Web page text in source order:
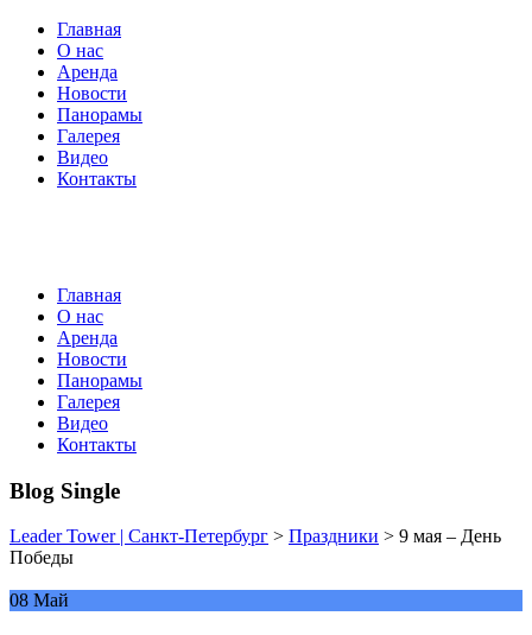
Главная
О нас
Аренда
Новости
Панорамы
Галерея
Видео
Контакты
Главная
О нас
Аренда
Новости
Панорамы
Галерея
Видео
Контакты
Blog Single
Leader Tower | Санкт-Петербург > Праздники > 9 мая – День
Победы
08 Май